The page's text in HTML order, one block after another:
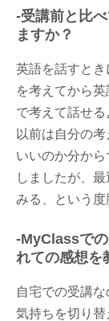
-受講前と比
ますか？
英語を話すと
を考えてから
で考えて話せる
以前は自分の
いいのか分か
しましたが、
みる、という度
-MyClassで
れての感想を
自宅での受講
気持ちを切り